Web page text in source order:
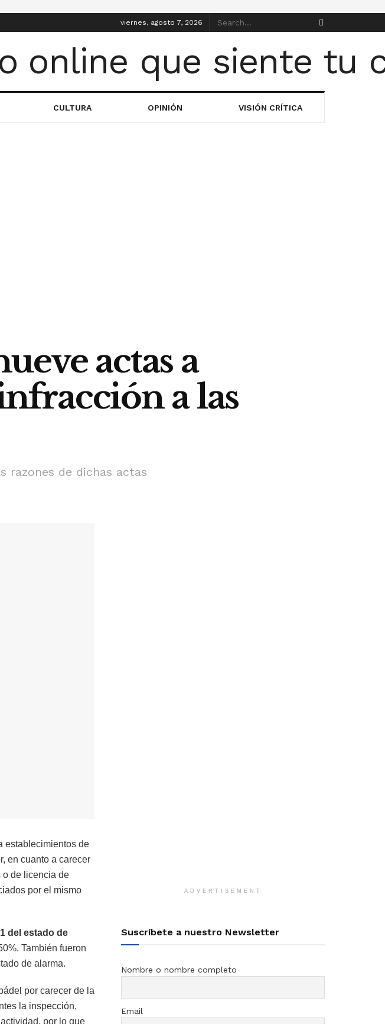
viernes, agosto 7, 2026
CULTURA OPINIÓN VISIÓN CRÍTICA
actas a
a las
razones de dichas actas
establecimientos de
en cuanto a carecer
o de licencia de
por el mismo
del estado de
También fueron
de alarma.
por carecer de la
la inspección,
por lo que
ADVERTISEMENT
Suscríbete a nuestro Newsletter
Nombre o nombre completo
Email